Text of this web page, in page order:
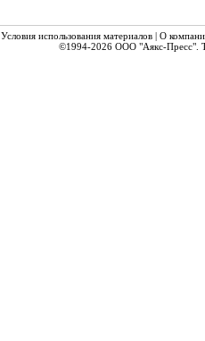
Условия использования материалов| О
©1994-2026 ООО "Аякс-Пресс".